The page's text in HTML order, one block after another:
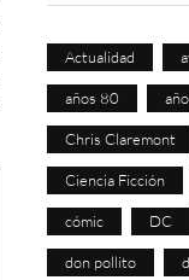
Actualidad
años 80
Chris Claremont
Ciencia Ficción
cómic DC
don pollito